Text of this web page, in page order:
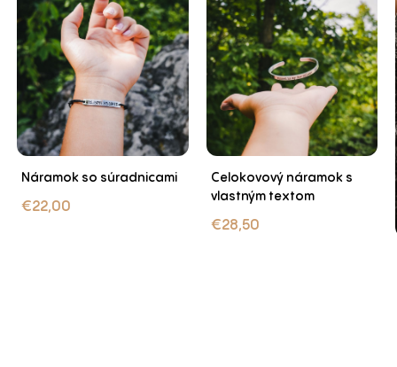
Náramok so súradnicami
€22,00
Celokovový náramok s
vlastným textom
€28,50